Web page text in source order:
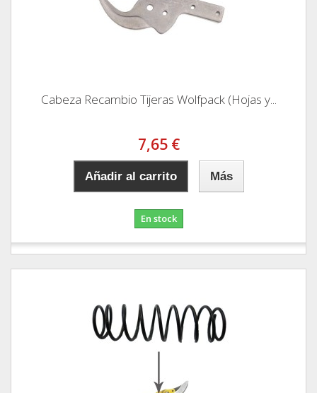
Cabeza Recambio Tijeras Wolfpack (Hojas y...
7,65 €
Añadir al carrito Más
En stock